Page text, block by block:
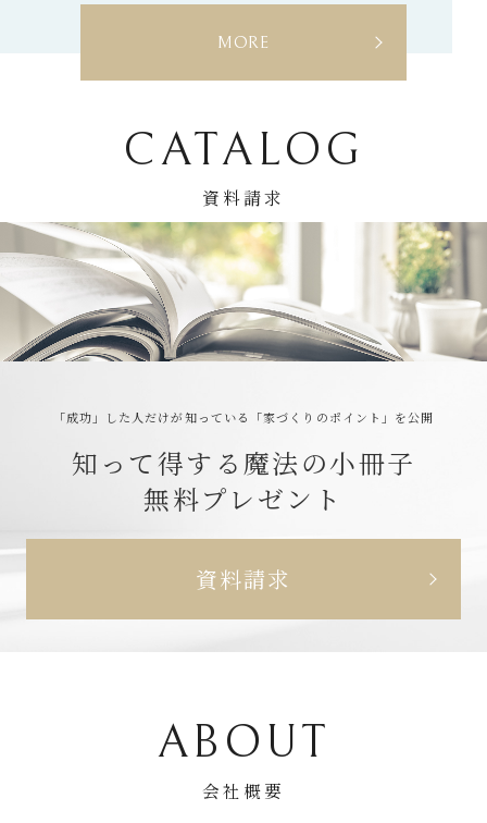
K
MORE
CATALOG
資料請求
「成功」した人だけが知っている 「家づくりのポイント」を公開
知って得する魔法の小冊子
無料プレゼント
資料請求
ABOUT
会社概要